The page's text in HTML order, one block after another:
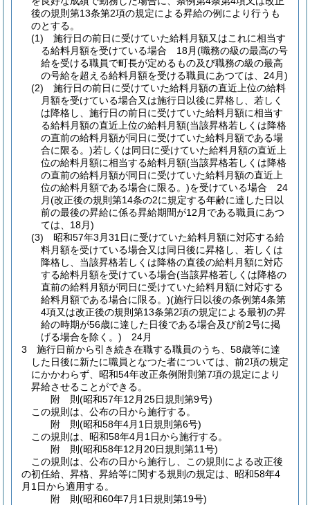
後の規則第13条第2項の規定による昇給の例により行うも
のとする。
(1)
施行日の前日に受けていた給料月額又はこれに相当す
る給料月額を受けている場合 18月(職務の級の最高の号
給を受ける職員で町長が定めるもの及び職務の級の最高
の号給を超える給料月額を受ける職員にあつては、24月)
(2)
施行日の前日に受けていた給料月額の直近上位の給料
月額を受けている場合又は施行日以後に昇格し、若しく
は降格し、施行日の前日に受けていた給料月額に相当す
る給料月額の直近上位の給料月額(当該昇格若しくは降格
の直前の給料月額が同日に受けていた給料月額である場
合に限る。)若しくは同日に受けていた給料月額の直近上
位の給料月額に相当する給料月額(当該昇格若しくは降格
の直前の給料月額が同日に受けていた給料月額の直近上
位の給料月額である場合に限る。)を受けている場合 24
月(改正後の規則第14条の2に規定する年齢に達した日以
前の最後の昇給に係る昇給期間が12月である職員にあつ
ては、18月)
(3)
昭和57年3月31日に受けていた給料月額に対応する給
料月額を受けている場合又は同日後に昇格し、若しくは
降格し、当該昇格若しくは降格の直後の給料月額に対応
する給料月額を受けている場合(当該昇格若しくは降格の
直前の給料月額が同日に受けていた給料月額に対応する
給料月額である場合に限る。)(施行日以後の条例第4条第
4項又は改正後の規則第13条第2項の規定による最初の昇
給の時期が56歳に達した日後である場合及び前2号に掲
げる場合を除く。) 24月
3
施行日前から引き続き在職する職員のうち、58歳等に達
した日後に新たに職員となつた者については、前2項の規定
にかかわらず、昭和54年改正条例附則第7項の規定により
昇給させることができる。
附 則(昭和57年12月25日規則第9号)
この規則は、公布の日から施行する。
附 則(昭和58年4月1日規則第6号)
この規則は、昭和58年4月1日から施行する。
附 則(昭和58年12月20日規則第11号)
この規則は、公布の日から施行し、この規則による改正後
の初任給、昇格、昇給等に関する規則の規定は、昭和58年4
月1日から適用する。
附 則(昭和60年7月1日規則第19号)